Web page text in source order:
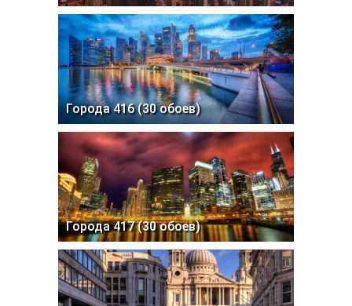
Города 416 (30 обоев)
Города 417 (30 обоев)